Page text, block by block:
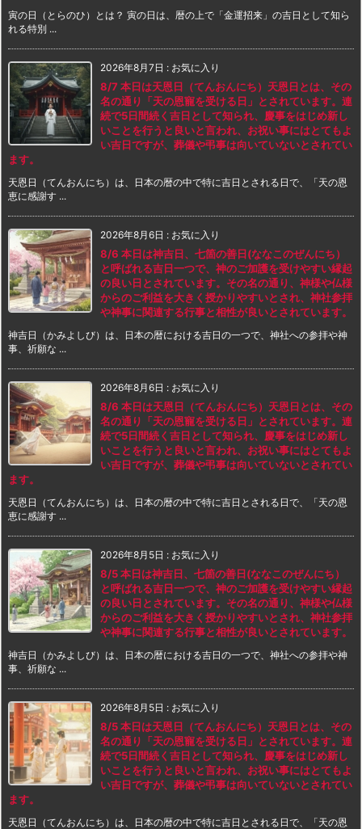
寅の日（とらのひ）とは？ 寅の日は、暦の上で「金運招来」の吉日として知ら
れる特別 ...
2026年8月7日 : お気に入り
8/7 本日は天恩日（てんおんにち）天恩日とは、その
名の通り「天の恩寵を受ける日」とされています。連
続で5日間続く吉日として知られ、慶事をはじめ新し
いことを行うと良いと言われ、お祝い事にはとてもよ
い吉日ですが、葬儀や弔事は向いていないとされてい
ます。
天恩日（てんおんにち）は、日本の暦の中で特に吉日とされる日で、「天の恩
恵に感謝す ...
2026年8月6日 : お気に入り
8/6 本日は神吉日、七箇の善日(ななこのぜんにち）
と呼ばれる吉日一つで、神のご加護を受けやすい縁起
の良い日とされています。その名の通り、神様や仏様
からのご利益を大きく授かりやすいとされ、神社参拝
や神事に関連する行事と相性が良いとされています。
神吉日（かみよしび）は、日本の暦における吉日の一つで、神社への参拝や神
事、祈願な ...
2026年8月6日 : お気に入り
8/6 本日は天恩日（てんおんにち）天恩日とは、その
名の通り「天の恩寵を受ける日」とされています。連
続で5日間続く吉日として知られ、慶事をはじめ新し
いことを行うと良いと言われ、お祝い事にはとてもよ
い吉日ですが、葬儀や弔事は向いていないとされてい
ます。
天恩日（てんおんにち）は、日本の暦の中で特に吉日とされる日で、「天の恩
恵に感謝す ...
2026年8月5日 : お気に入り
8/5 本日は神吉日、七箇の善日(ななこのぜんにち）
と呼ばれる吉日一つで、神のご加護を受けやすい縁起
の良い日とされています。その名の通り、神様や仏様
からのご利益を大きく授かりやすいとされ、神社参拝
や神事に関連する行事と相性が良いとされています。
神吉日（かみよしび）は、日本の暦における吉日の一つで、神社への参拝や神
事、祈願な ...
2026年8月5日 : お気に入り
8/5 本日は天恩日（てんおんにち）天恩日とは、その
名の通り「天の恩寵を受ける日」とされています。連
続で5日間続く吉日として知られ、慶事をはじめ新し
いことを行うと良いと言われ、お祝い事にはとてもよ
い吉日ですが、葬儀や弔事は向いていないとされてい
ます。
天恩日（てんおんにち）は、日本の暦の中で特に吉日とされる日で、「天の恩